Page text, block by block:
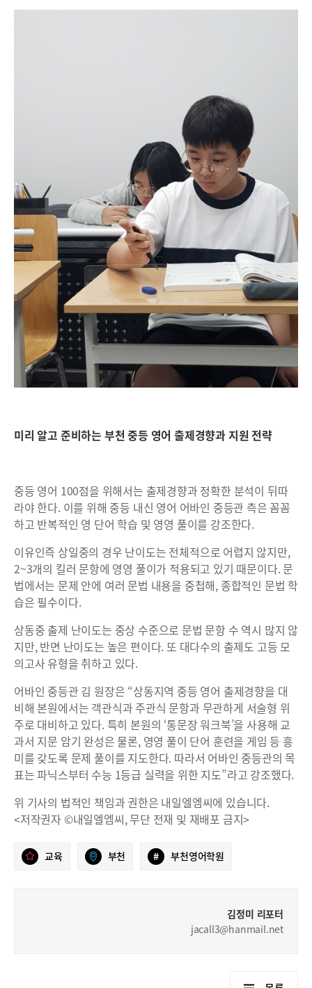
미리 알고 준비하는 부천 중등 영어 출제경향과 지원 전략
중등 영어 100점을 위해서는 출제경향과 정확한 분석이 뒤따
라야 한다. 이를 위해 중등 내신 영어 어바인 중등관 측은 꼼꼼
하고 반복적인 영 단어 학습 및 영영 풀이를 강조한다.
이유인즉 상일중의 경우 난이도는 전체적으로 어렵지 않지만,
2~3개의 킬러 문항에 영영 풀이가 적용되고 있기 때문이다. 문
법에서는 문제 안에 여러 문법 내용을 중첩해, 종합적인 문법 학
습은 필수이다.
상동중 출제 난이도는 중상 수준으로 문법 문항 수 역시 많지 않
지만, 반면 난이도는 높은 편이다. 또 대다수의 출제도 고등 모
의고사 유형을 취하고 있다.
어바인 중등관 김 원장은 “상동지역 중등 영어 출제경향을 대
비해 본원에서는 객관식과 주관식 문항과 무관하게 서술형 위
주로 대비하고 있다. 특히 본원의 ‘통문장 워크북’을 사용해 교
과서 지문 암기 완성은 물론, 영영 풀이 단어 훈련을 게임 등 흥
미를 갖도록 문제 풀이를 지도한다. 따라서 어바인 중등관의 목
표는 파닉스부터 수능 1등급 실력을 위한 지도”라고 강조했다.
위 기사의 법적인 책임과 권한은 내일엘엠씨에 있습니다.
<저작권자 ©내일엘엠씨, 무단 전재 및 재배포 금지>
교육 부천 # 부천영어학원
김정미 리포터
jacall3@hanmail.net